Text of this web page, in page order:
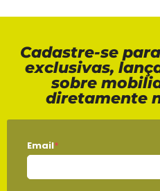
Cadastre-se
exclusivas,
sobre
diretamente
Email*